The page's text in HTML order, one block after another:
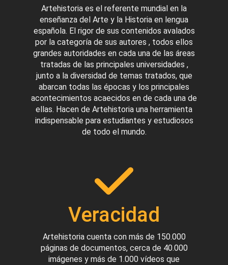
Artehistoria es el referente mundial en la
enseñanza del Arte y la Historia en lengua
española. El rigor de sus contenidos avalados
por la categoría de sus autores , todos ellos
grandes autoridades en cada una de las áreas
tratadas de las principales universidades ,
junto a la diversidad de temas tratados, que
abarcan todas las épocas y los principales
acontecimientos acaecidos en de cada una de
ellas. Hacen de Artehistoria una herramienta
indispensable para estudiantes y estudiosos
de todo el mundo.
Veracidad
Artehistoria cuenta con más de 150.000
páginas de documentos, cerca de 40.000
imágenes y más de 1.000 vídeos que